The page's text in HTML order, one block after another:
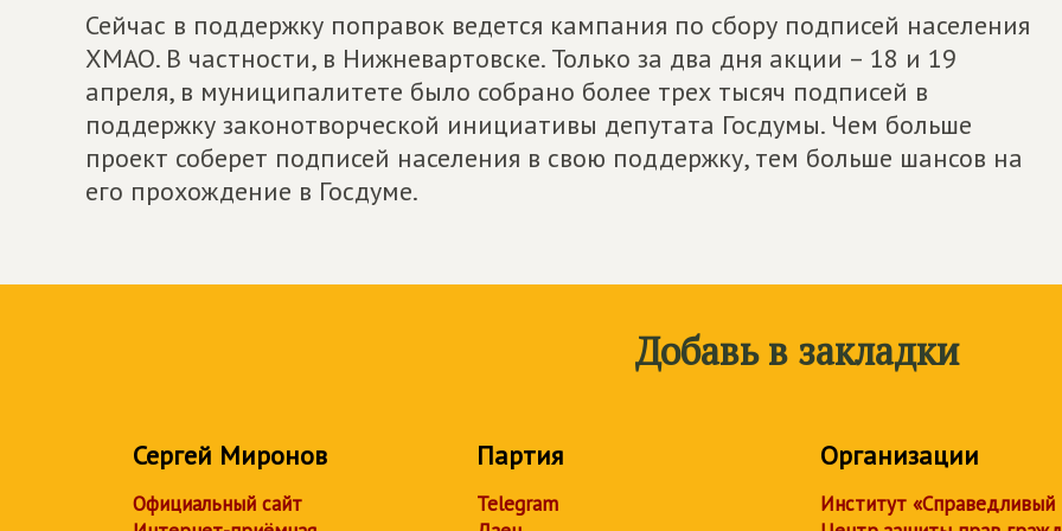
Сейчас в поддержку поправок ведется кампания по сбору подписей населения
ХМАО. В частности, в Нижневартовске. Только за два дня акции – 18 и 19
апреля, в муниципалитете было собрано более трех тысяч подписей в
поддержку законотворческой инициативы депутата Госдумы. Чем больше
проект соберет подписей населения в свою поддержку, тем больше шансов на
его прохождение в Госдуме.
Добавь в закладки
Сергей Миронов
Официальный сайт
Партия
Telegram
Организации
Институт «Справедливый